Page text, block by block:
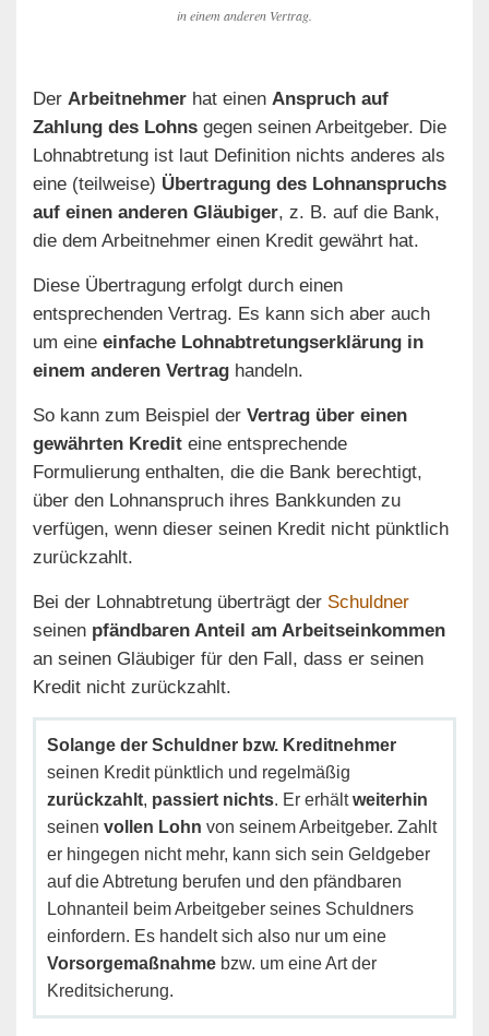
in einem anderen Vertrag.
Der Arbeitnehmer hat einen Anspruch auf
Zahlung des Lohns gegen seinen Arbeitgeber. Die
Lohnabtretung ist laut Definition nichts anderes als
eine (teilweise) Übertragung des Lohnanspruchs
auf einen anderen Gläubiger, z. B. auf die Bank,
die dem Arbeitnehmer einen Kredit gewährt hat.
Diese Übertragung erfolgt durch einen
entsprechenden Vertrag. Es kann sich aber auch
um eine einfache Lohnabtretungserklärung in
einem anderen Vertrag handeln.
So kann zum Beispiel der Vertrag über einen
gewährten Kredit eine entsprechende
Formulierung enthalten, die die Bank berechtigt,
über den Lohnanspruch ihres Bankkunden zu
verfügen, wenn dieser seinen Kredit nicht pünktlich
zurückzahlt.
Bei der Lohnabtretung überträgt der Schuldner
seinen pfändbaren Anteil am Arbeitseinkommen
an seinen Gläubiger für den Fall, dass er seinen
Kredit nicht zurückzahlt.
Solange der Schuldner bzw. Kreditnehmer
seinen Kredit pünktlich und regelmäßig
zurückzahlt, passiert nichts. Er erhältweiterhin
seinen vollen Lohn von seinem Arbeitgeber. Zahlt
er hingegen nicht mehr, kann sich sein Geldgeber
auf die Abtretung berufen und den pfändbaren
Lohnanteil beim Arbeitgeber seines Schuldners
einfordern. Es handelt sich also nur um eine
Vorsorgemaßnahme bzw. um eine Art der
Kreditsicherung.